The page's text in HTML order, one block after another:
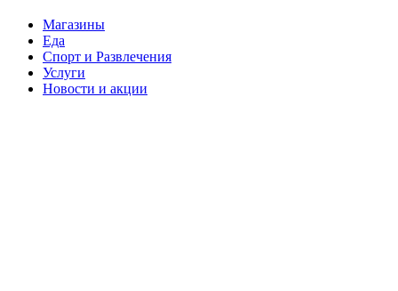
Магазины
Еда
Спорт и Развлечения
Услуги
Новости и акции